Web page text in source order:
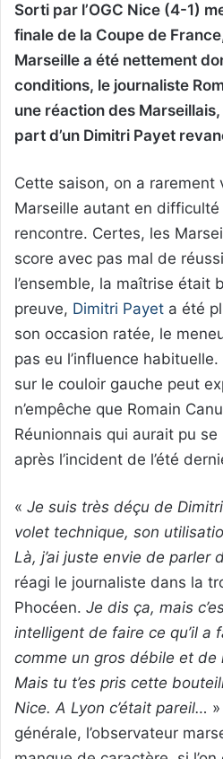
Sorti par l’OGC Nice (4-1)
finale de la Coupe de
Marseille a été nettement
conditions, le journaliste
une réaction des
part d’un Dimitri Payet
Cette saison, on a rarement
Marseille autant en difficulté
rencontre. Certes, les
score avec pas mal de
l’ensemble, la maîtrise était
preuve, Dimitri Payet a été
son occasion ratée, le
pas eu l’influence
sur le couloir gauche peut
n’empêche que Romain
Réunionnais qui aurait pu
après l’incident de l’été
« Je suis très déçu de
volet technique, son
Là, j’ai juste envie de parler
réagi le journaliste dans la
Phocéen. Je dis ça, mais
intelligent de faire ce qu’il a
comme un gros débile et de
Mais tu t’es pris cette
Nice. A Lyon c’était pareil…
générale, l’observateur